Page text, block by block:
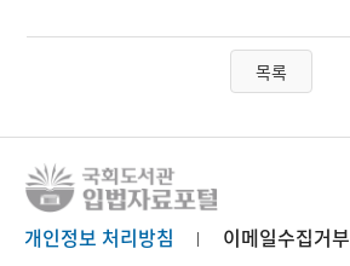
목록
개인정보 처리방침 이메일수집거부